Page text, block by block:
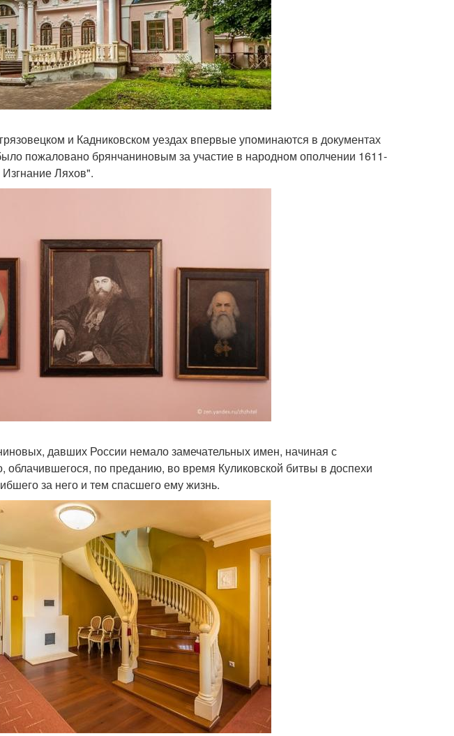
и Кадниковском уездах впервые упоминаются в документах
пожаловано брянчаниновым за участие в народном ополчении 1611-
Ляхов".
давших России немало замечательных имен, начиная с
облачившегося, по преданию, во время Куликовской битвы в доспехи
за него и тем спасшего ему жизнь.